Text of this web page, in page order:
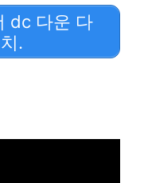
dc 다운 다
.